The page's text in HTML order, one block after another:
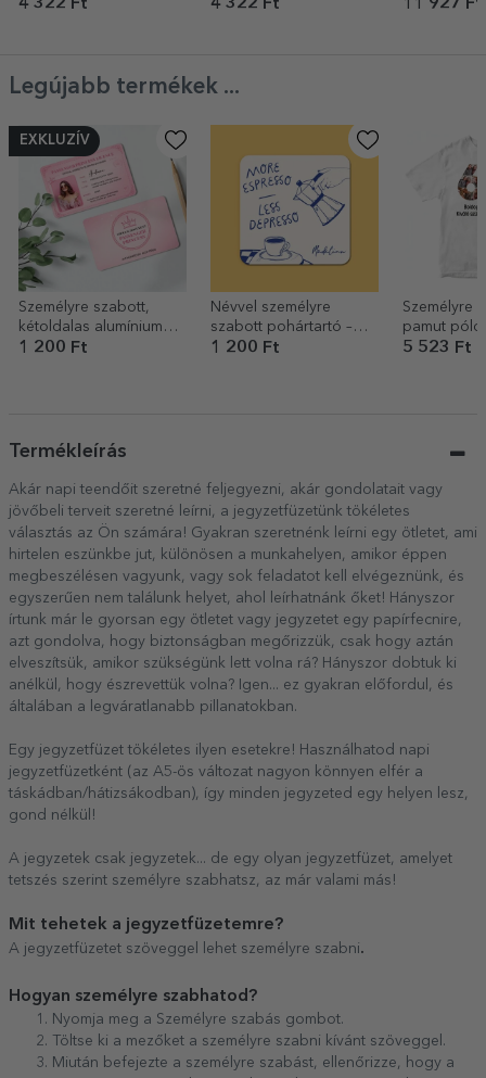
4 322 Ft 4 322 Ft 11 927 Ft
Legújabb termékek ...
EXKLUZÍV
Személyre szabott,
kétoldalas alumínium
kártya fotóval és
1 200 Ft
Névvel személyre
szabott pohártartó –
More espresso
1 200 Ft
Személyre
pamut
és
5 523 Ft
Termékleírás
Akár napi teendőit szeretné feljegyezni, akár gondolatait vagy
jövőbeli terveit szeretné leírni, a jegyzetfüzetünk tökéletes
választás az Ön számára! Gyakran szeretnénk leírni egy ötletet, ami
hirtelen eszünkbe jut, különösen a munkahelyen, amikor éppen
megbeszélésen vagyunk, vagy sok feladatot kell elvégeznünk, és
egyszerűen nem találunk helyet, ahol leírhatnánk őket! Hányszor
írtunk már le gyorsan egy ötletet vagy jegyzetet egy papírfecnire,
azt gondolva, hogy biztonságban megőrizzük, csak hogy aztán
elveszítsük, amikor szükségünk lett volna rá? Hányszor dobtuk ki
anélkül, hogy észrevettük volna? Igen... ez gyakran előfordul, és
általában a legváratlanabb pillanatokban.
Egy jegyzetfüzet tökéletes ilyen esetekre! Használhatod napi
jegyzetfüzetként (az A5-ös változat nagyon könnyen elfér a
táskádban/hátizsákodban), így minden jegyzeted egy helyen lesz,
gond nélkül!
A jegyzetek csak jegyzetek... de egy olyan jegyzetfüzet, amelyet
tetszés szerint személyre szabhatsz, az már valami más!
Mit tehetek a jegyzetfüzetemre?
A jegyzetfüzetet szöveggel lehet személyre szabni.
Hogyan személyre szabhatod?
Nyomja meg a Személyre szabás gombot.
Töltse ki a mezőket a személyre szabni kívánt szöveggel.
Miután befejezte a személyre szabást, ellenőrizze, hogy a